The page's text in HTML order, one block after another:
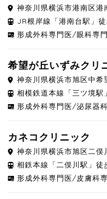
神奈川県横浜市港南区港
JR根岸線「港南台駅」
形成外科専門医/眼科専
希望が丘いずみクリ
神奈川県横浜市旭区中希
相模鉄道本線「三ツ境駅
形成外科専門医/泌尿器
カネコクリニック
神奈川県横浜市旭区二俣
相鉄本線「二俣川駅」徒
形成外科専門医/皮膚科